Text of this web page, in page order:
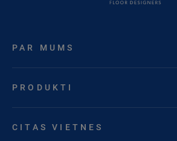
PAR MUMS
PRODUKTI
CITAS VIETNES